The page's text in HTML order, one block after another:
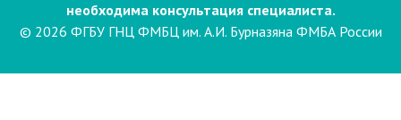
необходима консультация специалиста.
© 2026 ФГБУ ГНЦ ФМБЦ им. А.И. Бурназяна ФМБА России